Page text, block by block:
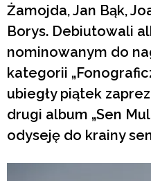
Żamojda, Jan Bąk,
Borys. Debiutowali
nominowanym do
kategorii
ubiegły piątek
drugi album „Sen
odyseję do krainy